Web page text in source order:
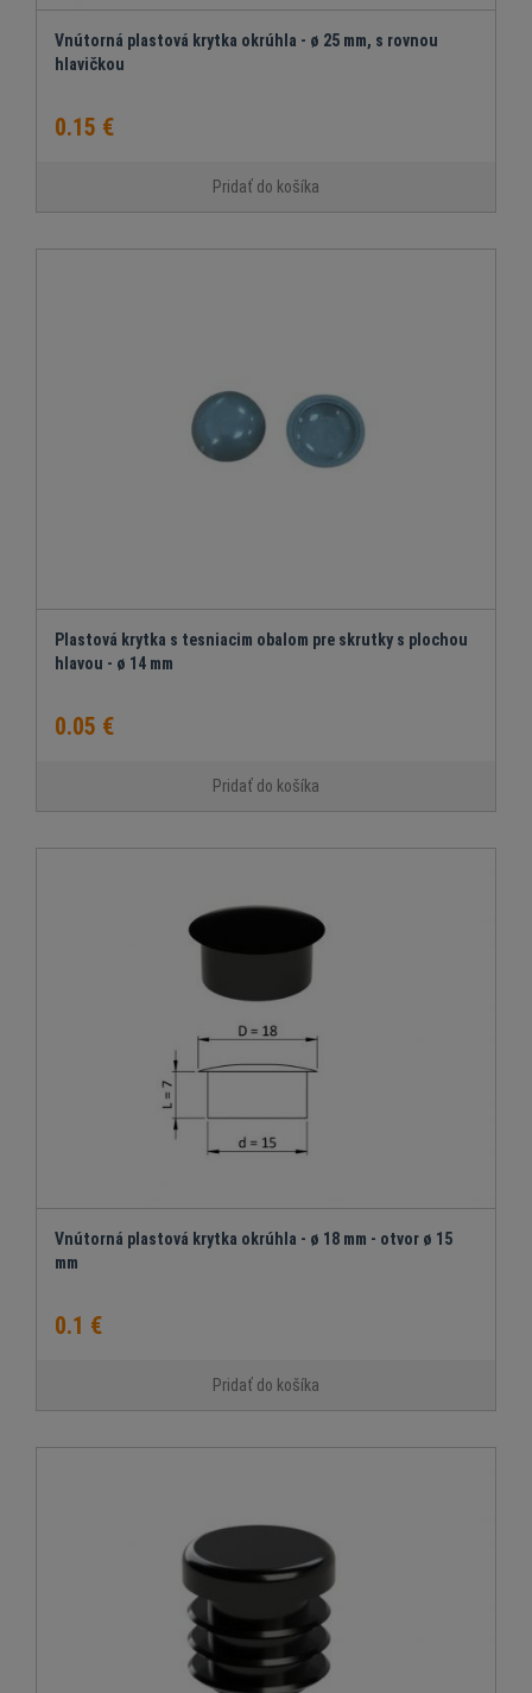
Vnútorná plastová krytka okrúhla - ø 25 mm, s rovnou
hlavičkou
0.15 €
Pridať do košíka
Plastová krytka s tesniacim obalom pre skrutky s plochou
hlavou - ø 14 mm
0.05 €
Pridať do košíka
Vnútorná plastová krytka okrúhla - ø 18 mm - otvor ø 15
mm
0.1 €
Pridať do košíka